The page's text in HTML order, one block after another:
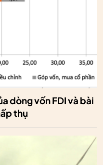
dòng vốn FDI và bài
thụ